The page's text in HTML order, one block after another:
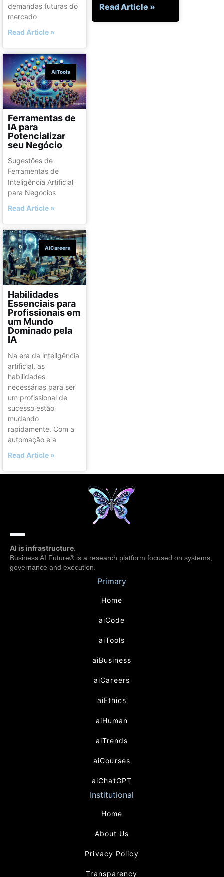
demandas futuras do
mercado
Read Article »
AiTools
Ferramentas de
IA para
Potencializar
seu Negócio
Sugestões de
Ferramentas de
Inteligência Artificial
para Negócios
Read Article »
AiCareers
Habilidades
Essenciais para
Profissionais em
um Mundo
Dominado pela
IA
Na era da inteligência
artificial, as
habilidades
necessárias para ser
um profissional de
sucesso estão
mudando
rapidamente. Com a
automação e a
Read Article »
Read Article »
AI is infrastructure.
Business AI Future® is a research platform focused on systems,
governance and execution.
Primary
Home
aiCode
aiTools
aiBusiness
aiCareers
aiEthics
aiHuman
aiTrends
aiCourses
aiChatGPT
Institutional
Home
About Us
Privacy Policy
Transparency